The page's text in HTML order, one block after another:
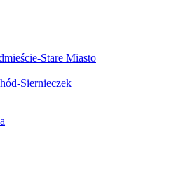
Stare Miasto
Siernieczek